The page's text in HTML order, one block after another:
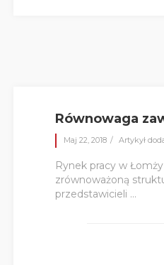
Równowaga
Maj 22, 2018 Artykył
Rynek pracy w
zrównoważoną
przedstawicieli ...